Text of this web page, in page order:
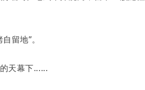
留地”。
天幕下......